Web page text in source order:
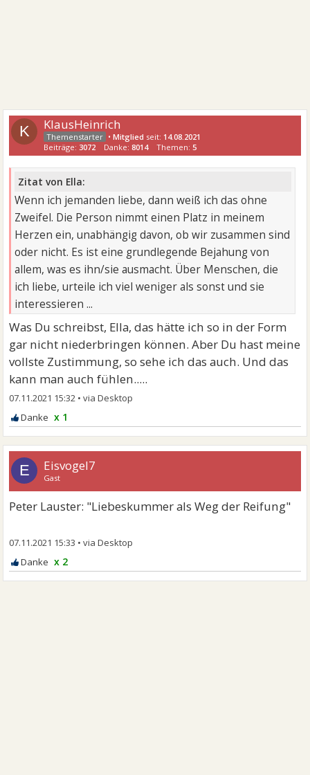
K KlausHeinrich
•Mitglied seit: 14.08.2021
Beiträge:3072 Danke:8014 Themen:5
Zitat von Ella:
Wenn ich jemanden liebe, dann weiß ich das ohne
Zweifel. Die Person nimmt einen Platz in meinem
Herzen ein, unabhängig davon, ob wir zusammen sind
oder nicht. Es ist eine grundlegende Bejahung von
allem, was es ihn/sie ausmacht. Über Menschen, die
ich liebe, urteile ich viel weniger als sonst und sie
interessieren ...
Was Du schreibst, Ella, das hätte ich so in der Form
gar nicht niederbringen können. Aber Du hast meine
vollste Zustimmung, so sehe ich das auch. Und das
kann man auch fühlen.....
07.11.2021 15:32 •
x 1
E Eisvogel7
Gast
Peter Lauster: "Liebeskummer als Weg der Reifung"
07.11.2021 15:33 •
x 2